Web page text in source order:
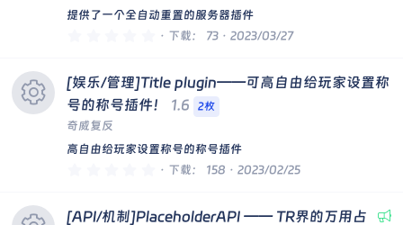
图
提供了一个全自动重置的服务器插件
0
0
星
下载 73 2023/03/27
[娱乐/管理]Title plugin——可高自由给玩家设置称
号的称号插件！
1.6 2枚
奇威复反
高自由给玩家设置称号的称号插件
0
星
下载 158 2023/02/25
推
[API/机制]PlaceholderAPI —— TR界的万用占